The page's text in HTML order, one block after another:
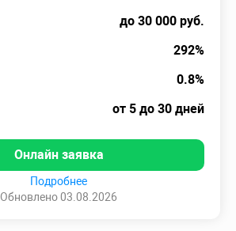
до 30 000 руб.
292%
0.8%
от 5 до 30 дней
Онлайн заявка
Подробнее
Обновлено 03.08.2026